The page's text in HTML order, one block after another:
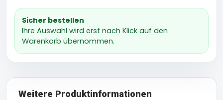
Sicher bestellen
Ihre Auswahl wird erst nach Klick auf den
Warenkorb übernommen.
Weitere Produktinformationen